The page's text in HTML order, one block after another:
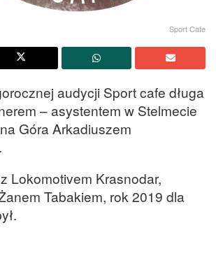
Sport Cafe
audycji Sport cafe długa
– asystentem w Stelmecie
Góra Arkadiuszem
Lokomotivem Krasnodar,
Tabakiem, rok 2019 dla